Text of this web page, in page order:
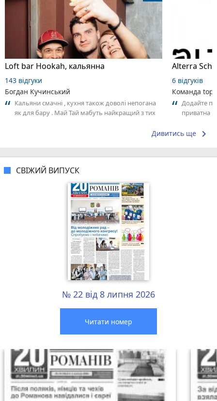
Loft bar Hookah, кальянна
143 відгуки
Богдан Кучинський
Кальяни смачні , кухня також доволі непогана
як для бару . Май Тай мабуть найкращий з тих
6 відгуків
Команда
Додайте
приватна
Дивитись ще keyboard_arrow_right
СВІЖИЙ ВИПУСК
№ 22 від 8 липня 2026
Читати номер